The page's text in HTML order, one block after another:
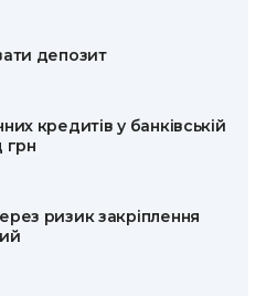
депозит
кредитів у банківській
грн
ризик закріплення